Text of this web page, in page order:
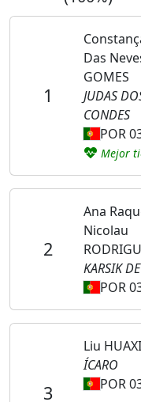
1
Das
GOMES
JUDAS
CONDES
POR
Mejor
2
Ana
Nicolau
KARSIK
POR
3
Liu HUAXI
ÍCARO
POR